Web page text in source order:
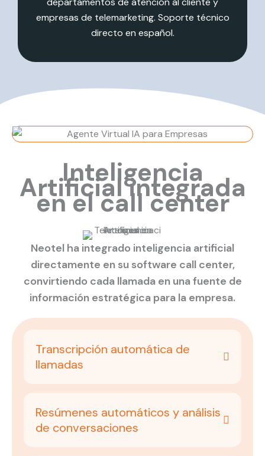
empresas de telemarketing. Soporte técnico
directo en español.
Inteligencia
Artificial integrada
en el call center
Neotel ha integrado inteligencia artificial
directamente en su software call center,
convirtiendo cada llamada en una fuente de
información estratégica para la empresa.
Transcripción automática de
llamadas
Resúmenes automáticos y análisis
de conversaciones